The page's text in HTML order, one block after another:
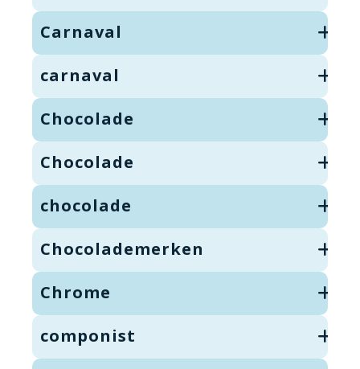
Carnaval
carnaval
Chocolade
Chocolade
chocolade
Chocolademerken
Chrome
componist